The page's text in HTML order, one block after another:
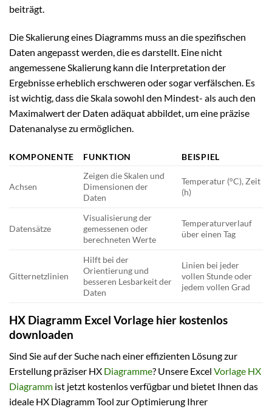
beiträgt.
Die Skalierung eines Diagramms muss an die spezifischen
Daten angepasst werden, die es darstellt. Eine nicht
angemessene Skalierung kann die Interpretation der
Ergebnisse erheblich erschweren oder sogar verfälschen. Es
ist wichtig, dass die Skala sowohl den Mindest- als auch den
Maximalwert der Daten adäquat abbildet, um eine präzise
Datenanalyse zu ermöglichen.
KOMPONENTE FUNKTION BEISPIEL
Achsen
Zeigen die Skalen und
Dimensionen der
Daten
Temperatur (°C), Zeit
(h)
Datensätze
Visualisierung der
gemessenen oder
berechneten Werte
Temperaturverlauf
über einen Tag
Gitternetzlinien
Hilft bei der
Orientierung und
besseren Lesbarkeit der
Daten
Linien bei jeder
vollen Stunde oder
jedem vollen Grad
HX Diagramm Excel Vorlage hier kostenlos
downloaden
Sind Sie auf der Suche nach einer effizienten Lösung zur
Erstellung präziser HX Diagramme? Unsere Excel Vorlage HX
Diagramm ist jetzt kostenlos verfügbar und bietet Ihnen das
ideale HX Diagramm Tool zur Optimierung Ihrer